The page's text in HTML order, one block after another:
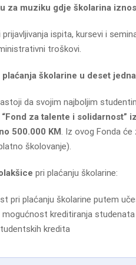
za muziku gdje školarina
ispita, kursevi i
troškovi.
školarine u deset
da svojim najboljim
za talente i solidarnost”
500.000 KM. Iz ovog Fonda
školovanje).
pri plaćanju školarine:
pri plaćanju školarine putem
kreditiranja
kredita